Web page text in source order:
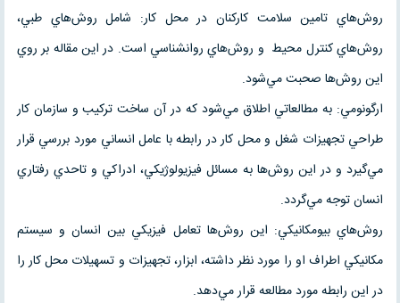
روش‌هاي تامين سلامت كاركنان در محل كار: شامل روش‌هاي طبي،
روش‌هاي كنترل محيط و روش‌هاي روانشناسي است. در اين مقاله بر روي
اين روش‌ها صحبت مي‌شود.
ارگونومي: به مطالعاتي اطلاق مي‌شود كه در آن ساخت تركيب و سازمان كار
طراحي تجهيزات شغل و محل كار در رابطه با عامل انساني مورد بررسي قرار
مي‌گيرد و در اين روش‌ها به مسائل فيزيولوژيكي، ادراكي و تاحدي رفتاري
انسان توجه مي‌گردد.
روش‌هاي بيومكانيكي: اين روش‌ها تعامل فيزيكي بين انسان و سيستم
مكانيكي اطراف او را مورد نظر داشته، ابزار، تجهيزات و تسهيلات محل كار را
در اين رابطه مورد مطالعه قرار مي‌دهد.